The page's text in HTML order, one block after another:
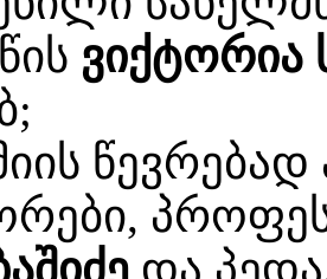
ვიქტორია
და